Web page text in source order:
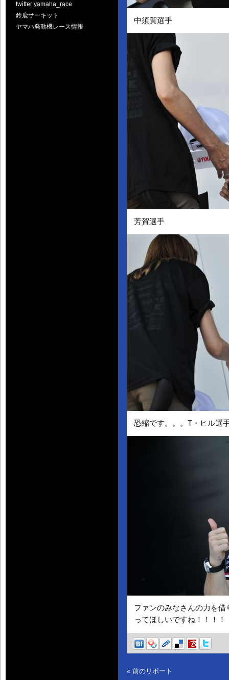
中須賀選手
芳賀選手
恐縮です。。。T・ヒル選
ファンのみなさんの力を
ってほしいですね！！！！
« 前のリポート
twitter:yamaha_race
鈴鹿サーキット
ヤマハ発動機レース情報